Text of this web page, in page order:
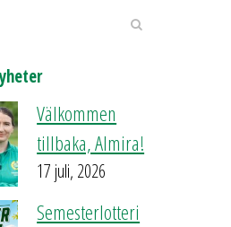
Välkommen
tillbaka, Almira!
17 juli, 2026
Semesterlotteri